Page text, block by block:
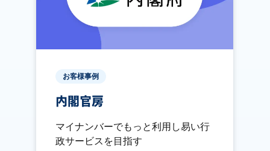
お客様事例
内閣官房
マイナンバーでもっと利用し易い行
政サービスを目指す